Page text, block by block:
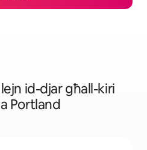
id-djar għall-kiri
Portland